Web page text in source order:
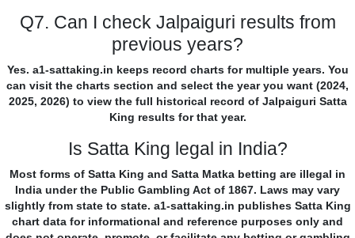
Q7. Can I check Jalpaiguri results from
previous years?
Yes. a1-sattaking.in keeps record charts for multiple years. You
can visit the charts section and select the year you want (2024,
2025, 2026) to view the full historical record of Jalpaiguri Satta
King results for that year.
Is Satta King legal in India?
Most forms of Satta King and Satta Matka betting are illegal in
India under the Public Gambling Act of 1867. Laws may vary
slightly from state to state. a1-sattaking.in publishes Satta King
chart data for informational and reference purposes only and